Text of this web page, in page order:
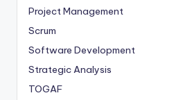
Project Management
Scrum
Software Development
Strategic Analysis
TOGAF